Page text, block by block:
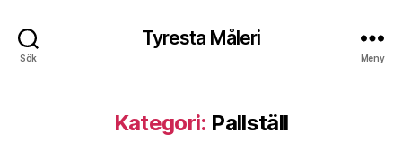
Sök
Tyresta Måleri
Meny
Kategori: Pallställ